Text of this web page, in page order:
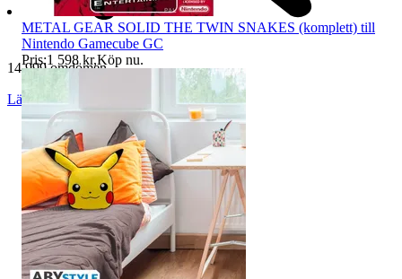
14 999 omdömen
Läs omdömen
METAL GEAR SOLID THE TWIN SNAKES (komplett) till
Nintendo Gamecube GC
Pris:1 598 kr,Köp nu.